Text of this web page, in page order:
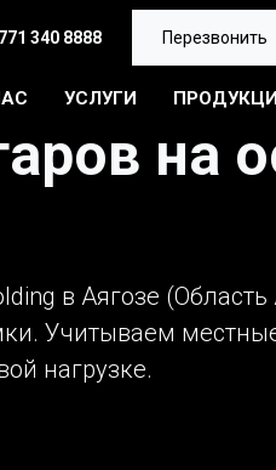
340 8888 Перезвонить
УСЛУГИ
на
в Аягозе
Учитываем
нагрузке.